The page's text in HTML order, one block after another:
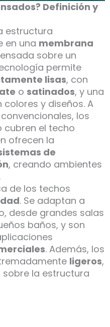
Definición y
estructura
en una membrana
sobre un
permite
lisas, con
o satinados, y una
y diseños. A
los
cubren el techo
ofrecen la
de
, creando ambientes
de los techos
. Se adaptan a
desde grandes salas
baños, y son
. Además, los
ligeros,
la estructura